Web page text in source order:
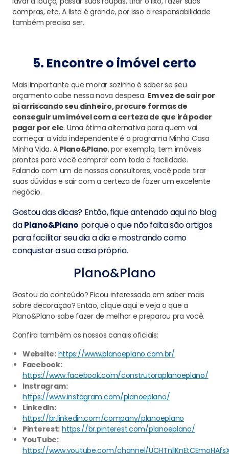
compras, etc. A lista é grande, por isso a responsabilidade
também precisa ser.
5. Encontre o imóvel certo
Mais importante que morar sozinho é saber se seu
orçamento cabe nessa nova despesa. Em vez de sair por
aí arriscando seu dinheiro, procure formas de
conseguir um imóvel com a certeza de que irá poder
pagar por ele. Uma ótima alternativa para quem vai
começar a vida independente é o programa Minha Casa
Minha Vida. A Plano&Plano, por exemplo, tem imóveis
prontos para você comprar com toda a facilidade.
Falando com um de nossos consultores, você pode tirar
suas dúvidas e sair com a certeza de fazer um excelente
negócio.
Gostou das dicas? Então, fique antenado aqui no blog
daPlano&Plano porque o que não falta são artigos
para facilitar seu dia a dia e mostrando como
conquistar a sua casa própria.
Plano&Plano
Gostou do conteúdo? Ficou interessado em saber mais
sobre decoração? Então, clique aqui e veja o que a
Plano&Plano sabe fazer de melhor e preparou pra você.
Confira também os nossos canais oficiais:
Website: https://www.planoeplano.com.br/
Facebook:
https://www.facebook.com/construtoraplanoeplano/
Instragram:
https://www.instagram.com/planoeplano/
LinkedIn:
https://br.linkedin.com/company/planoeplano
Pinterest: https://br.pinterest.com/planoeplano/
YouTube:
https://www.youtube.com/channel/